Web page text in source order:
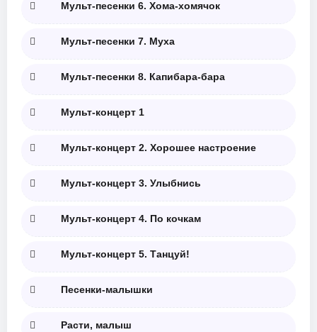
Мульт-песенки 6. Хома-хомячок
Мульт-песенки 7. Муха
Мульт-песенки 8. Капибара-бара
Мульт-концерт 1
Мульт-концерт 2. Хорошее настроение
Мульт-концерт 3. Улыбнись
Мульт-концерт 4. По кочкам
Мульт-концерт 5. Танцуй!
Песенки-малышки
Расти, малыш